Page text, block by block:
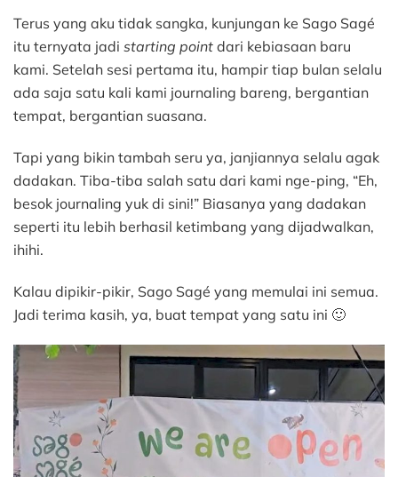
Terus yang aku tidak sangka, kunjungan ke Sago Sagé
itu ternyata jadi starting point dari kebiasaan baru
kami. Setelah sesi pertama itu, hampir tiap bulan selalu
ada saja satu kali kami journaling bareng, bergantian
tempat, bergantian suasana.
Tapi yang bikin tambah seru ya, janjiannya selalu agak
dadakan. Tiba-tiba salah satu dari kami nge-ping, “Eh,
besok journaling yuk di sini!” Biasanya yang dadakan
seperti itu lebih berhasil ketimbang yang dijadwalkan,
ihihi.
Kalau dipikir-pikir, Sago Sagé yang memulai ini semua.
Jadi terima kasih, ya, buat tempat yang satu ini 🙂